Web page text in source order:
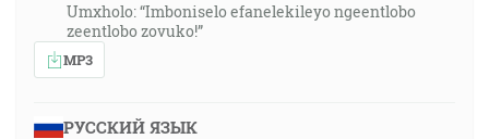
Umxholo: “Imboniselo efanelekileyo ngeentlobo
zeentlobo zovuko!”
MP3
РУССКИЙ ЯЗЫК